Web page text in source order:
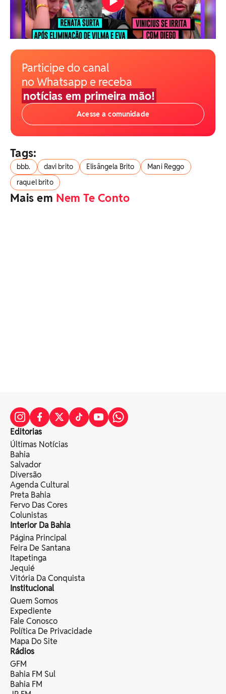
Participe do canal
no Whatsapp e receba
notícias em primeira mão!
Acesse a comunidade
Tags:
bbb. davi brito Elisângela Brito
Mani Reggo
raquel brito
Mais em Nem Te Conto
Editorias
Últimas Notícias
Bahia
Salvador
Diversão
Agenda Cultural
Preta Bahia
Fervo Das Cores
Colunistas
Interior Da Bahia
Página Principal
Feira De Santana
Itapetinga
Jequié
Vitória Da Conquista
Institucional
Quem Somos
Expediente
Fale Conosco
Política De Privacidade
Mapa Do Site
Rádios
GFM
Bahia FM Sul
Bahia FM